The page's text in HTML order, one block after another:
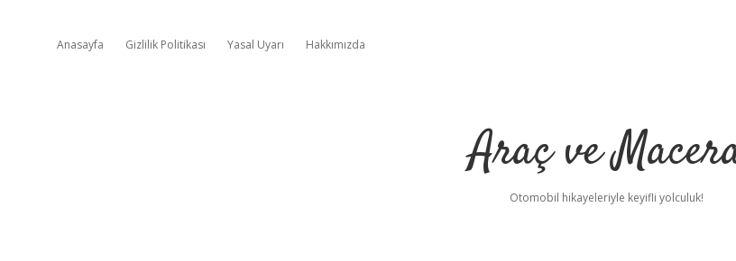
Anasayfa Gizlilik Politikası Yasal Uyarı Hakkımızda
Araç ve
Otomobil hikayeleriyle keyifli yolculuk!